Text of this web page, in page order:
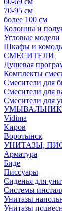
60-69 см
70-95 см
более 100 см
Колонны и
Угловые модели
Шкафы и
СМЕСИТЕЛИ
Душевая
Комплекты
Смесители для
Смесители для
Смесители для
Vidima
Киров
Воротынск
УНИТАЗЫ,
Арматура
Биде
Писсуары
Сиденья для
Системы
Унитазы
Унитазы